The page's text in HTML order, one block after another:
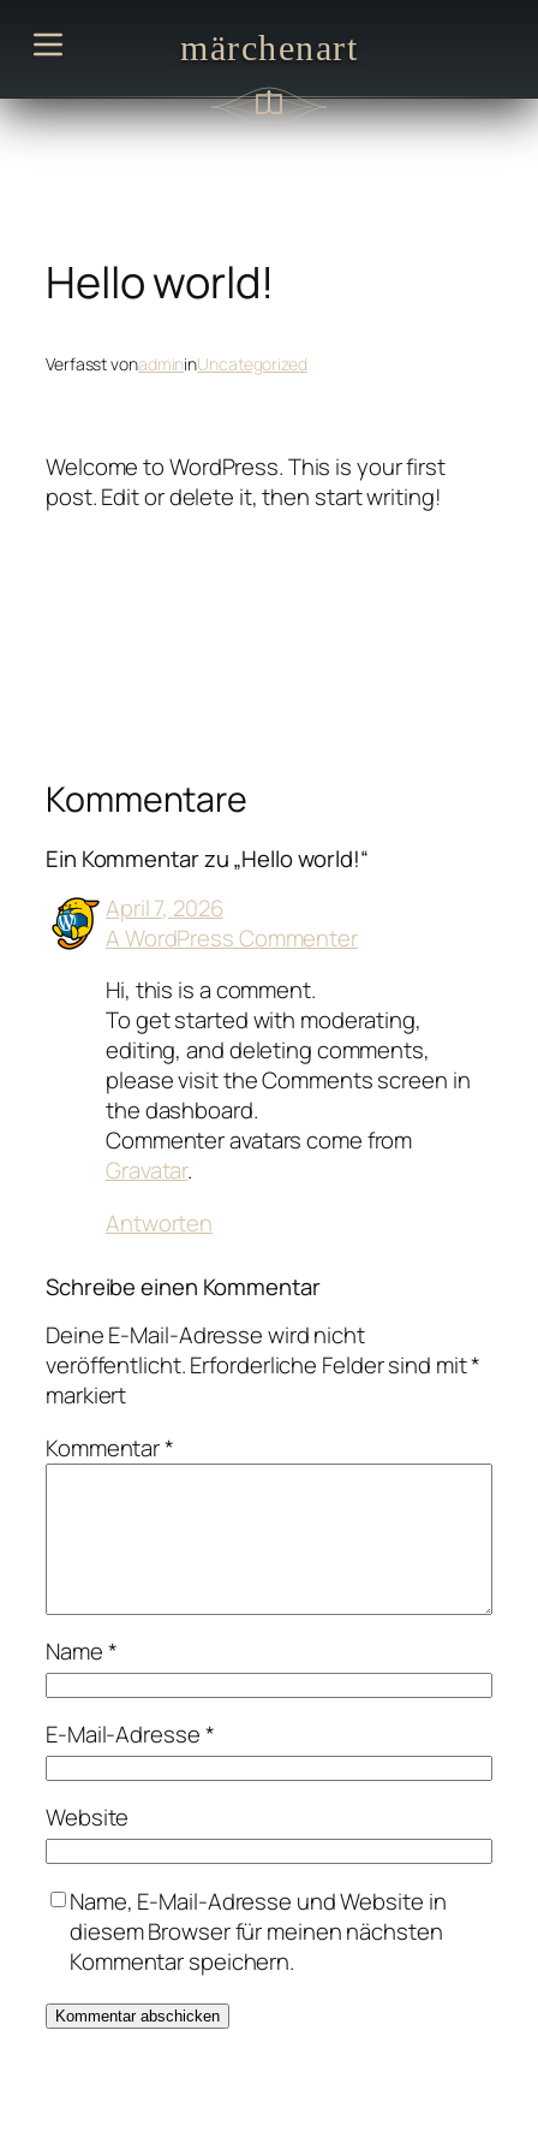
Inhalt
märchenart
Hello world!
Verfasst vonadmininUncategorized
Welcome to WordPress. This is your first
post. Edit or delete it, then start writing!
Kommentare
Ein Kommentar zu „Hello world!“
April 7, 2026
A WordPress Commenter
Hi, this is a comment.
To get started with moderating,
editing, and deleting comments,
please visit the Comments screen in
the dashboard.
Commenter avatars come from
Gravatar.
Antworten
Schreibe einen Kommentar
Deine E-Mail-Adresse wird nicht
veröffentlicht.Erforderliche Felder sind mit*
markiert
Kommentar*
Name*
E-Mail-Adresse*
Website
Name, E-Mail-Adresse und Website in
diesem Browser für meinen nächsten
Kommentar speichern.